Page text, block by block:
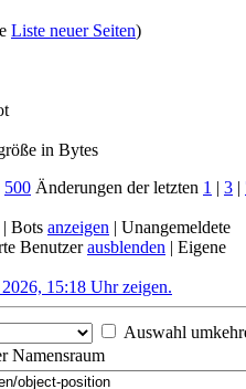
Liste neuer Seiten)
in Bytes
500 Änderungen der letzten 1 3
Bots anzeigen
Unangemeldete
Benutzerausblenden
Eigene
15:18 Uhr zeigen.
Auswahl
Namensraum